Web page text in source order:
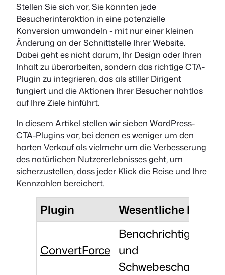
Stellen Sie sich vor, Sie könnten jede
Besucherinteraktion in eine potenzielle
Konversion umwandeln - mit nur einer kleinen
Änderung an der Schnittstelle Ihrer Website.
Dabei geht es nicht darum, Ihr Design oder Ihren
Inhalt zu überarbeiten, sondern das richtige CTA-
Plugin zu integrieren, das als stiller Dirigent
fungiert und die Aktionen Ihrer Besucher nahtlos
auf Ihre Ziele hinführt.
In diesem Artikel stellen wir sieben WordPress-
CTA-Plugins vor, bei denen es weniger um den
harten Verkauf als vielmehr um die Verbesserung
des natürlichen Nutzererlebnisses geht, um
sicherzustellen, dass jeder Klick die Reise und Ihre
Kennzahlen bereichert.
Plugin Wesentliche
ConvertForce und